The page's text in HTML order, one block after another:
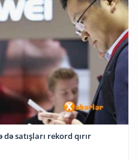
satışları rekord qırır